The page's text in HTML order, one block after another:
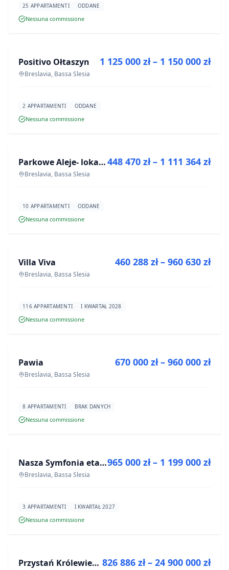
25 APPARTAMENTI ODDANE
Nessuna commissione
PROGETTO
Positivo Ołtaszyn
Breslavia, Bassa Slesia
1 125 000 zł – 1 150 000 zł
2 APPARTAMENTI ODDANE
Nessuna commissione
PROGETTO Parkowe Aleje- lokale usługowe
Breslavia, Bassa Slesia
448 470 zł – 1 111 364 zł
10 APPARTAMENTI ODDANE
Nessuna commissione
PROGETTO
Villa Viva
Breslavia, Bassa Slesia
460 288 zł – 960 630 zł
116 APPARTAMENTI I KWARTAŁ 2028
Nessuna commissione
PROGETTO
Pawia
Breslavia, Bassa Slesia
670 000 zł – 960 000 zł
8 APPARTAMENTI BRAK DANYCH
Nessuna commissione
PROGETTO Nasza Symfonia etap III
Breslavia, Bassa Slesia
965 000 zł – 1 199 000 zł
3 APPARTAMENTI I KWARTAŁ 2027
Nessuna commissione
PROGETTO Przystań Królewiecka III- lokale usługowe 826 886 zł – 24 900 000 zł